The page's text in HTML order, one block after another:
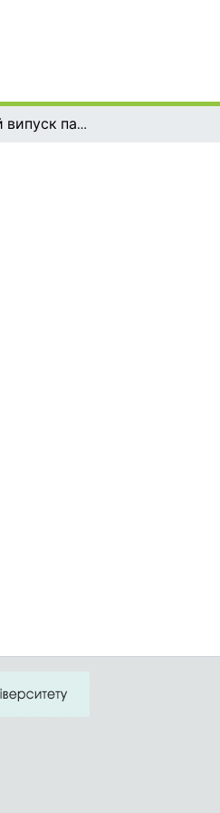
Спеціальний випуск пам'яті академіка Л. А. Булаховського